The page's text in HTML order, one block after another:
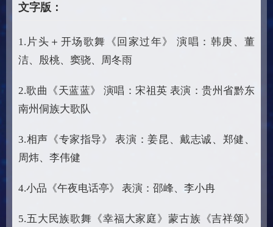
文字版：
1.片头＋开场歌舞《回家过年》 演唱：韩庚、董
洁、殷桃、窦骁、周冬雨
2.歌曲《天蓝蓝》 演唱：宋祖英 表演：贵州省黔东
南州侗族大歌队
3.相声《专家指导》 表演：姜昆、戴志诚、郑健、
周炜、李伟健
4.小品《午夜电话亭》 表演：邵峰、李小冉
5.五大民族歌舞《幸福大家庭》蒙古族《吉祥颂》